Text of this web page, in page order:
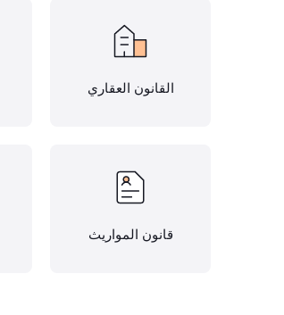
القانون العقاري
قانون المواريث